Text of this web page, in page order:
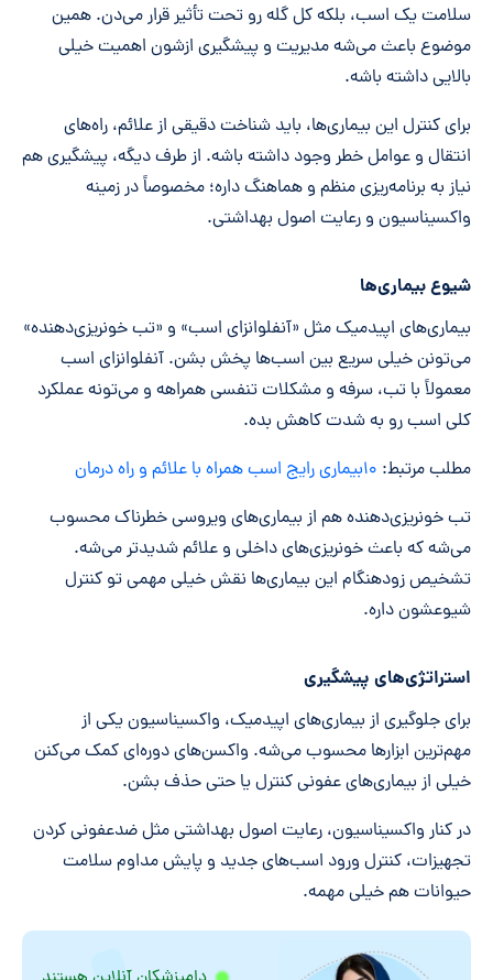
سلامت یک اسب، بلکه کل گله رو تحت تأثیر قرار می‌دن. همین
موضوع باعث می‌شه مدیریت و پیشگیری ازشون اهمیت خیلی
بالایی داشته باشه.
برای کنترل این بیماری‌ها، باید شناخت دقیقی از علائم، راه‌های
انتقال و عوامل خطر وجود داشته باشه. از طرف دیگه، پیشگیری هم
نیاز به برنامه‌ریزی منظم و هماهنگ داره؛ مخصوصاً در زمینه
واکسیناسیون و رعایت اصول بهداشتی.
شیوع بیماری‌ها
بیماری‌های اپیدمیک مثل «آنفلوانزای اسب» و «تب خونریزی‌دهنده»
می‌تونن خیلی سریع بین اسب‌ها پخش بشن. آنفلوانزای اسب
معمولاً با تب، سرفه و مشکلات تنفسی همراهه و می‌تونه عملکرد
کلی اسب رو به شدت کاهش بده.
مطلب مرتبط: ۱۰بیماری رایج اسب همراه با علائم و راه درمان
تب خونریزی‌دهنده هم از بیماری‌های ویروسی خطرناک محسوب
می‌شه که باعث خونریزی‌های داخلی و علائم شدیدتر می‌شه.
تشخیص زودهنگام این بیماری‌ها نقش خیلی مهمی تو کنترل
شیوعشون داره.
استراتژی‌های پیشگیری
برای جلوگیری از بیماری‌های اپیدمیک، واکسیناسیون یکی از
مهم‌ترین ابزارها محسوب می‌شه. واکسن‌های دوره‌ای کمک می‌کنن
خیلی از بیماری‌های عفونی کنترل یا حتی حذف بشن.
در کنار واکسیناسیون، رعایت اصول بهداشتی مثل ضدعفونی کردن
تجهیزات، کنترل ورود اسب‌های جدید و پایش مداوم سلامت
حیوانات هم خیلی مهمه.